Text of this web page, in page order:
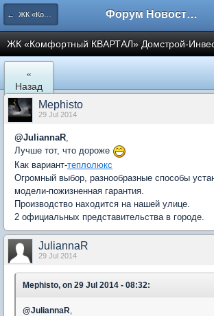
← ЖК «Комфортный КВАРТАЛ» Форум Новостройки
ЖК «Комфортный КВАРТАЛ» Домстрой-
«
Назад
Mephisto
29 Jul 2014
@JuliannaR,
Лучше тот, что дороже
Как вариант-теплолюкс
Огромный выбор, разнообразные способы
модели-пожизненная гарантия.
Производство находится на нашей улице.
2 официальных представительства в городе.
JuliannaR
29 Jul 2014
Mephisto, on 29 Jul 2014 - 08:32:
@JuliannaR